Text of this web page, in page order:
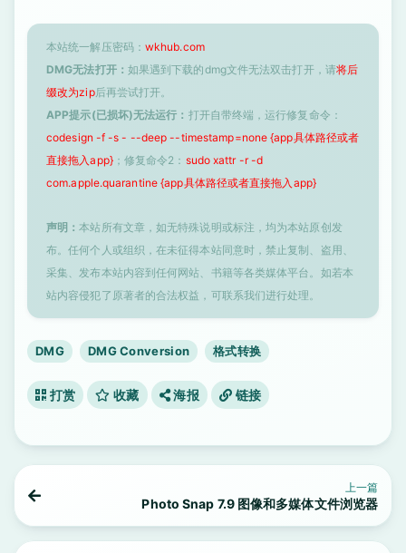
本站统一解压密码： wkhub.com
DMG无法打开： 如果遇到下载的dmg文件无法双击打开，请将后
缀改为zip后再尝试打开。
APP提示(已损坏)无法运行： 打开自带终端，运行修复命令：
codesign -f -s - --deep --timestamp=none {app具体路径或者
直接拖入app}；修复命令2： sudo xattr -r -d
com.apple.quarantine {app具体路径或者直接拖入app}
声明：本站所有文章，如无特殊说明或标注，均为本站原创发
布。任何个人或组织，在未征得本站同意时，禁止复制、盗用、
采集、发布本站内容到任何网站、书籍等各类媒体平台。如若本
站内容侵犯了原著者的合法权益，可联系我们进行处理。
DMG DMG Conversion 格式转换
打赏 收藏 海报 链接
上一篇
Photo Snap 7.9 图像和多媒体文件浏览器